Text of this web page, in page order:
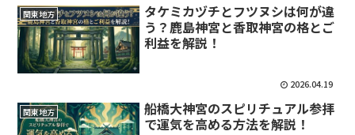
関東地方
タケミカヅチとフツヌシは何が違
う？鹿島神宮と香取神宮の格とご
利益を解説！
2026.04.19
関東地方
船橋大神宮のスピリチュアル参拝
で運気を高める方法を解説！